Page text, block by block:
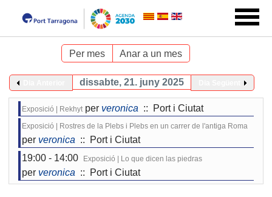
Per mes Anar a un mes
dissabte, 21. juny 2025
Exposició | Rekhyt per veronica :: Port i Ciutat
Exposició | Rostres de la Plebs i Plebs en un carrer de l'antiga Roma
per veronica :: Port i Ciutat
19:00 - 14:00
Exposició | Lo que dicen las piedras
per veronica :: Port i Ciutat